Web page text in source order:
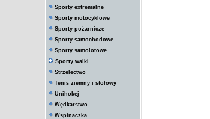
Sporty extremalne
Sporty motocyklowe
Sporty pożarnicze
Sporty samochodowe
Sporty samolotowe
Sporty walki
Strzelectwo
Tenis ziemny i stołowy
Unihokej
Wędkarstwo
Wspinaczka